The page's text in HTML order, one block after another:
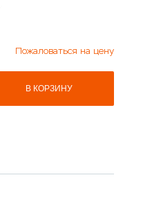
Пожаловаться на цену
В КОРЗИНУ